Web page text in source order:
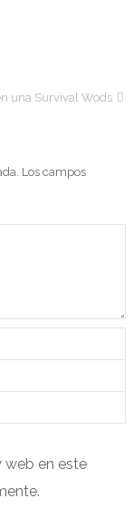
una Survival Wods
Los campos
web en este